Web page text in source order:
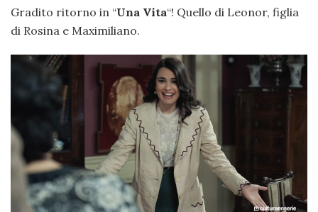
Gradito ritorno in “Una Vita“! Quello di Leonor, figlia
di Rosina e Maximiliano.